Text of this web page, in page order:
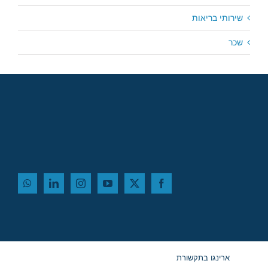
שירותי בריאות
שכר
ארינגו בתקשורת